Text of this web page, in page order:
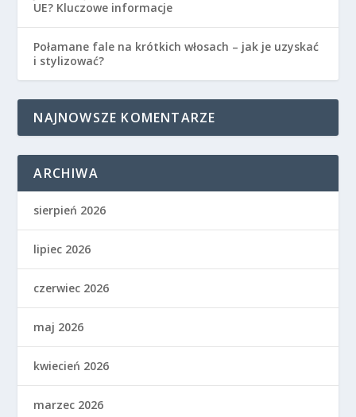
UE? Kluczowe informacje
Połamane fale na krótkich włosach – jak je uzyskać
i stylizować?
NAJNOWSZE KOMENTARZE
ARCHIWA
sierpień 2026
lipiec 2026
czerwiec 2026
maj 2026
kwiecień 2026
marzec 2026